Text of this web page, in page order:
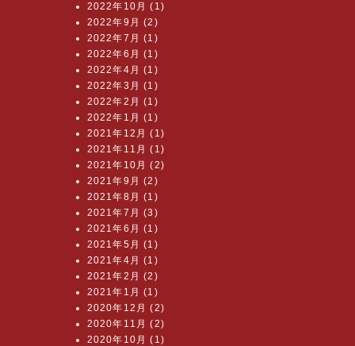
2022年10月 (1)
2022年9月 (2)
2022年7月 (1)
2022年6月 (1)
2022年4月 (1)
2022年3月 (1)
2022年2月 (1)
2022年1月 (1)
2021年12月 (1)
2021年11月 (1)
2021年10月 (2)
2021年9月 (2)
2021年8月 (1)
2021年7月 (3)
2021年6月 (1)
2021年5月 (1)
2021年4月 (1)
2021年2月 (2)
2021年1月 (1)
2020年12月 (2)
2020年11月 (2)
2020年10月 (1)